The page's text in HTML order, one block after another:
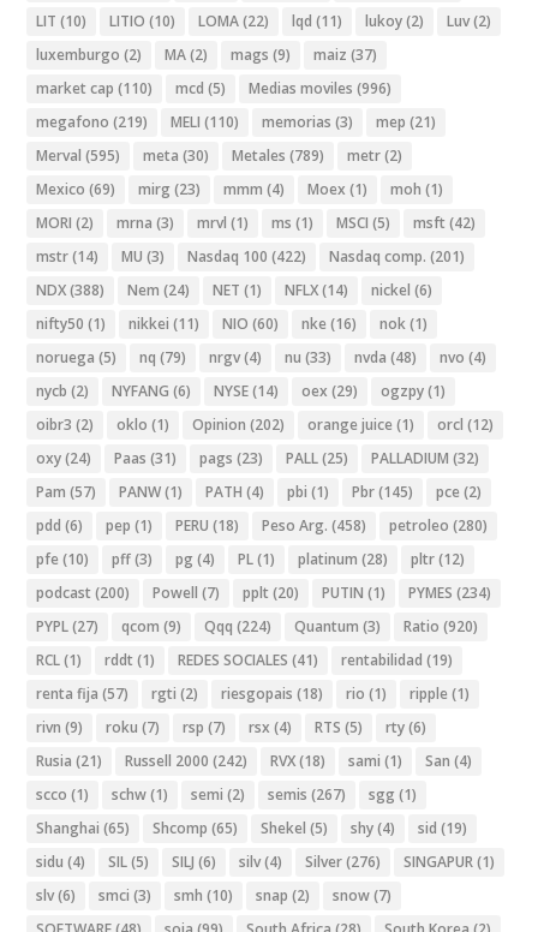
LIT (10) LITIO (10) LOMA(22) lqd (11) lukoy(2) Luv(2)
luxemburgo (2) MA(2) mags (9) maiz (37)
market cap (110) mcd (5) Medias moviles (996)
megafono (219) MELI (110) memorias (3) mep (21)
Merval (595) meta (30) Metales (789) metr(2)
Mexico (69) mirg (23) mmm (4) Moex (1) moh (1)
MORI (2) mrna (3) mrvl (1) ms (1) MSCI (5) msft (42)
mstr(14) MU (3) Nasdaq 100 (422) Nasdaq comp. (201)
NDX(388) Nem (24) NET (1) NFLX(14) nickel (6)
nifty50 (1) nikkei (11) NIO (60) nke (16) nok(1)
noruega (5) nq (79) nrgv(4) nu (33) nvda (48) nvo (4)
nycb (2) NYFANG (6) NYSE(14) oex (29) ogzpy(1)
oibr3 (2) oklo (1) Opinion (202) orange juice (1) orcl (12)
oxy(24) Paas (31) pags (23) PALL(25) PALLADIUM (32)
Pam (57) PANW(1) PATH (4) pbi (1) Pbr(145) pce (2)
pdd (6) pep (1) PERU (18) Peso Arg. (458) petroleo (280)
pfe (10) pff(3) pg (4) PL(1) platinum (28) pltr(12)
podcast (200) Powell (7) pplt (20) PUTIN (1) PYMES (234)
PYPL(27) qcom (9) Qqq (224) Quantum (3) Ratio (920)
RCL(1) rddt (1) REDES SOCIALES (41) rentabilidad (19)
renta fija (57) rgti (2) riesgopais (18) rio (1) ripple (1)
rivn (9) roku (7) rsp (7) rsx (4) RTS (5) rty(6)
Rusia (21) Russell 2000 (242) RVX(18) sami (1) San (4)
scco (1) schw(1) semi (2) semis (267) sgg (1)
Shanghai (65) Shcomp (65) Shekel (5) shy(4) sid (19)
sidu (4) SIL(5) SILJ (6) silv(4) Silver(276) SINGAPUR(1)
slv(6) smci (3) smh (10) snap (2) snow(7)